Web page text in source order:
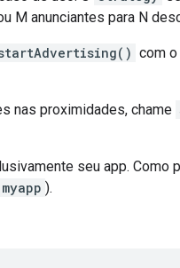
M anunciantes para N
com o
nas proximidades, chame
seu app. Como
).